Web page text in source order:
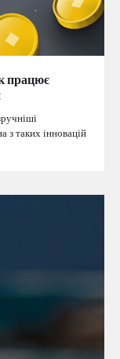
працює
з таких інновацій